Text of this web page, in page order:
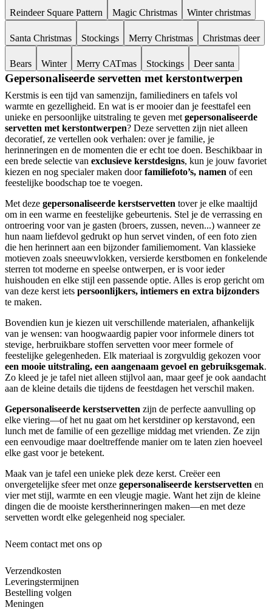
Reindeer Square Pattern Magic Christmas Winter christmas
Santa Christmas Stockings Merry Christmas Christmas deer
Bears Winter Merry CATmas Stockings Deer santa
Gepersonaliseerde servetten met kerstontwerpen
Kerstmis is een tijd van samenzijn, familiediners en tafels vol
warmte en gezelligheid. En wat is er mooier dan je feesttafel een
unieke en persoonlijke uitstraling te geven met gepersonaliseerde
servetten met kerstontwerpen? Deze servetten zijn niet alleen
decoratief, ze vertellen ook verhalen: over je familie, je
herinneringen en de momenten die er echt toe doen. Beschikbaar in
een brede selectie van exclusieve kerstdesigns, kun je jouw favoriet
kiezen en nog specialer maken doorfamiliefoto’s, namen of een
feestelijke boodschap toe te voegen.
Met deze gepersonaliseerde kerstservetten tover je elke maaltijd
om in een warme en feestelijke gebeurtenis. Stel je de verrassing en
ontroering voor van je gasten (broers, zussen, neven...) wanneer ze
hun naam liefdevol gedrukt op hun servet vinden, of een foto zien
die hen herinnert aan een bijzonder familiemoment. Van klassieke
motieven zoals sneeuwvlokken, versierde kerstbomen en fonkelende
sterren tot moderne en speelse ontwerpen, er is voor ieder
huishouden en elke stijl een passende optie. Alles is erop gericht om
van deze kerst iets persoonlijkers, intiemers en extra bijzonders
te maken.
Bovendien kun je kiezen uit verschillende materialen, afhankelijk
van je wensen: van hoogwaardig papier voor informele diners tot
stevige, herbruikbare stoffen servetten voor meer formele of
feestelijke gelegenheden. Elk materiaal is zorgvuldig gekozen voor
een mooie uitstraling, een aangenaam gevoel en gebruiksgemak.
Zo kleed je je tafel niet alleen stijlvol aan, maar geef je ook aandacht
aan de kleine details die tijdens de feestdagen het verschil maken.
Gepersonaliseerde kerstservetten zijn de perfecte aanvulling op
elke viering—of het nu gaat om het kerstdiner op kerstavond, een
lunch met de familie of een gezellige middag met vrienden. Ze zijn
een eenvoudige maar doeltreffende manier om te laten zien hoeveel
elke gast voor je betekent.
Maak van je tafel een unieke plek deze kerst. Creëer een
onvergetelijke sfeer met onze gepersonaliseerde kerstservetten en
vier met stijl, warmte en een vleugje magie. Want het zijn de kleine
dingen die de mooiste kerstherinneringen maken—en met deze
servetten wordt elke gelegenheid nog specialer.
Neem contact met ons op
Verzendkosten
Leveringstermijnen
Bestelling volgen
Meningen